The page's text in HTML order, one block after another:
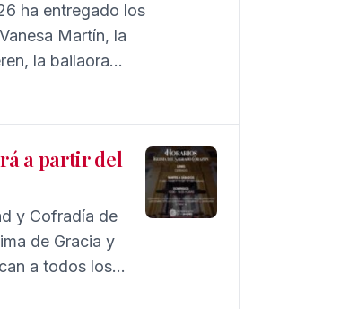
ha entregado los
Martín, la
la bailaora
diseñadora de
a partir del
y Cofradía de
de Gracia y
a todos los
la Iglesia del